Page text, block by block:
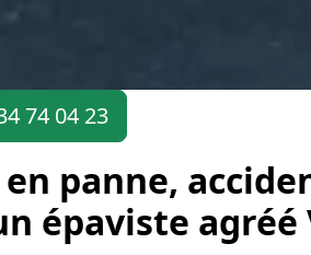
74 04 23
panne,
épaviste agréé